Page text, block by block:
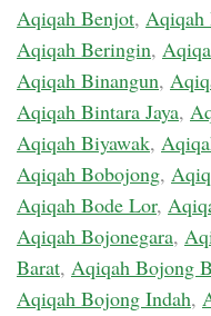
Aqiqah Benjot, Aqiqah
Aqiqah Beringin,
Aqiqah Binangun,
Aqiqah Bintara Jaya,
Aqiqah Biyawak,
Aqiqah Bobojong,
Aqiqah Bode Lor,
Aqiqah Bojonegara,
Barat, Aqiqah Bojong
Aqiqah Bojong Indah,